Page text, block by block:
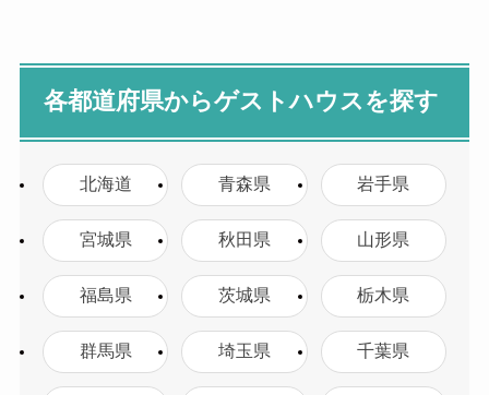
各都道府県からゲストハウスを探す
北海道 青森県 岩手県
宮城県 秋田県 山形県
福島県 茨城県 栃木県
群馬県 埼玉県 千葉県